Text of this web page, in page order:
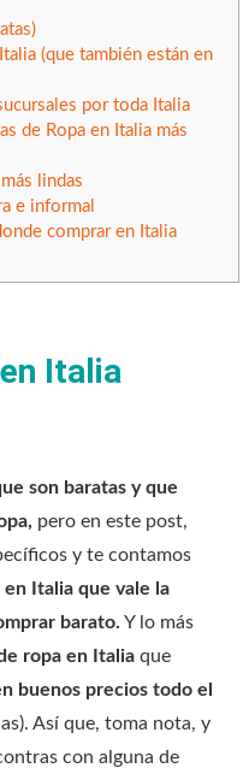
(que también están en
por toda Italia
de Ropa en Italia más
lindas
e informal
comprar en Italia
Italia
son baratas y que
pero en este post,
y te contamos
en Italia que vale la
barato. Y lo más
ropa en Italia que
buenos precios todo el
Así que, toma nota, y
con alguna de